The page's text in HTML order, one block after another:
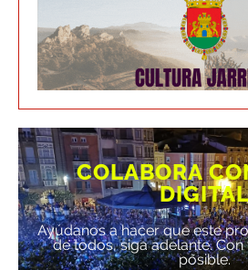
COLABORA
Ayúdanos a hacer que este
de todos, siga adelante.
posible.